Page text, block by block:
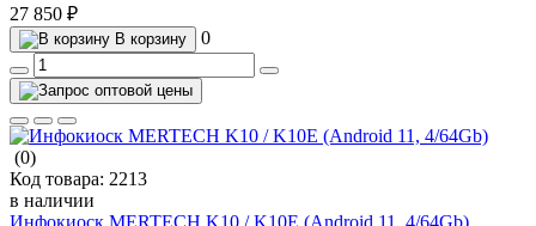
27 850 ₽
В корзину 0
(0)
Код товара: 2213
в наличии
Инфокиоск MERTECH K10 / K10E (Android 11, 4/64Gb)